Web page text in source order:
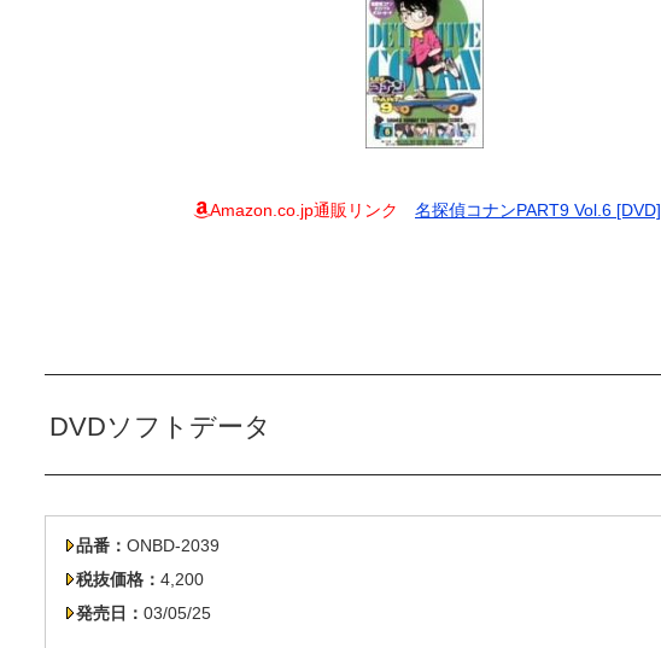
Amazon.co.jp通販リンク 名探偵コナンPART9 Vol.6 [DVD]
DVDソフトデータ
品番： ONBD-2039
税抜価格： 4,200
発売日： 03/05/25